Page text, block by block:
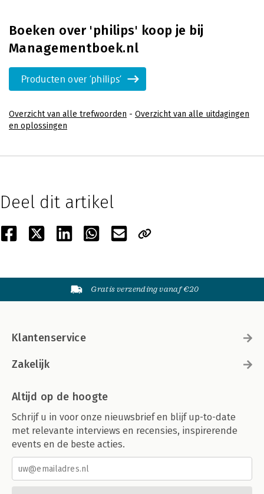
Boeken over 'philips' koop je bij
Managementboek.nl
Producten over 'philips'
Overzicht van alle trefwoorden - Overzicht van alle uitdagingen
en oplossingen
Deel dit artikel
Gratis verzending vanaf €20
Klantenservice
Zakelijk
Altijd op de hoogte
Schrijf u in voor onze nieuwsbrief en blijf up-to-date
met relevante interviews en recensies, inspirerende
events en de beste acties.